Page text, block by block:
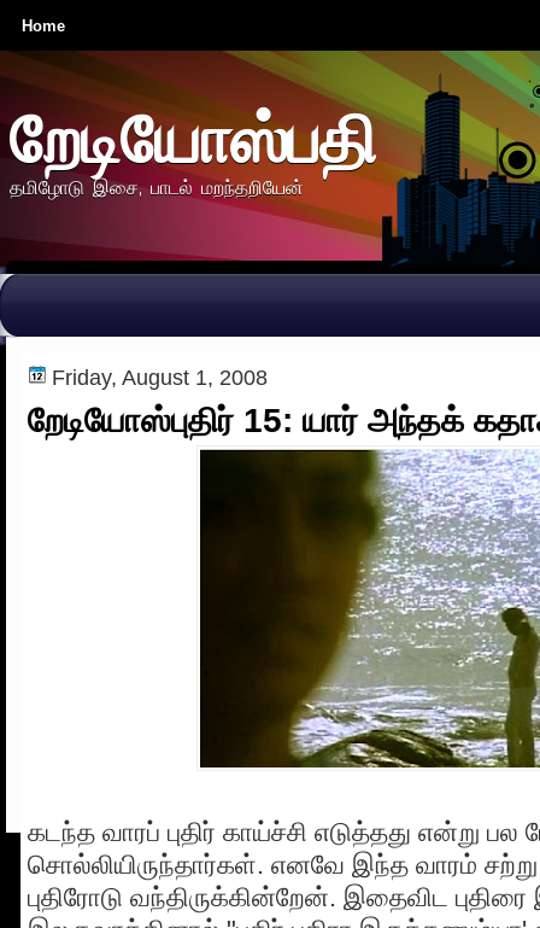
Home
றேடியோஸ்பதி
தமிழோடு இசை, பாடல் மறந்தறியேன்
Friday, August 1, 2008
றேடியோஸ்புதிர் 15: யார் அந்தக்
கடந்த வாரப் புதிர் காய்ச்சி எடுத்தது என்று
சொல்லியிருந்தார்கள். எனவே இந்த வாரம்
புதிரோடு வந்திருக்கின்றேன். இதைவிட